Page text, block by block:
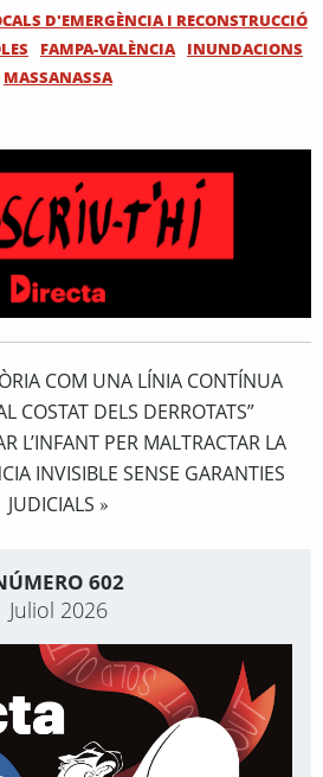
D'EMERGÈNCIA I RECONSTRUCCIÓ
FAMPA-VALÈNCIA
INUNDACIONS
MASSANASSA
COM UNA LÍNIA CONTÍNUA
COSTAT DELS DERROTATS”
L’INFANT PER MALTRACTAR LA
INVISIBLE SENSE GARANTIES
JUDICIALS »
602
Juliol 2026